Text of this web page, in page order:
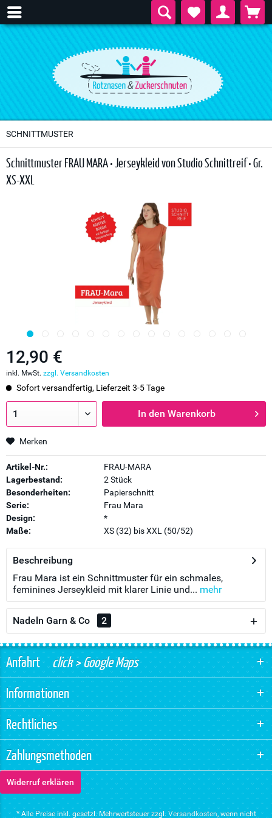
SCHNITTMUSTER
Schnittmuster FRAU MARA • Jerseykleid von Studio Schnittreif • Gr.
XS-XXL
12,90 €
inkl. MwSt. zzgl. Versandkosten
Sofort versandfertig, Lieferzeit 3-5 Tage
In den Warenkorb
Merken
Artikel-Nr.:
FRAU-MARA
Lagerbestand:
2 Stück
Besonderheiten:
Papierschnitt
Serie:
Frau Mara
Design:
*
Maße:
XS (32) bis XXL (50/52)
Beschreibung
Frau Mara ist ein Schnittmuster für ein schmales,
feminines Jerseykleid mit klarer Linie und... mehr
Nadeln Garn & Co 2
Anfahrtclick > Google Maps
Informationen
Rechtliches
Zahlungsmethoden
Widerruf erklären
* Alle Preise inkl. gesetzl. Mehrwertsteuer zzgl. Versandkosten, wenn nicht